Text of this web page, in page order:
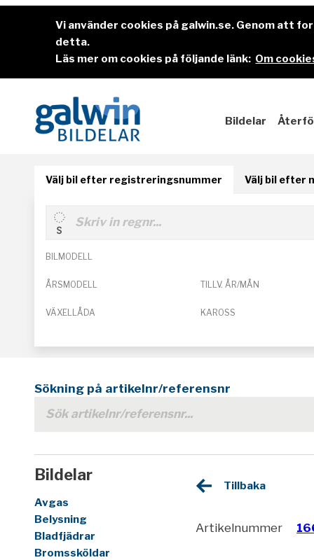
Vi använder cookies på galwin.se. Genom att
detta.
Läs mer om cookies på följande länk: Om
Bildelar
Välj bil efter registreringsnummer Välj bil efter
BILMODELL
ÅRSMODELL TILLV. ÅR/MÅN
VÄXELLÅDA KAROSS
Sökning på artikelnr/referensnr
Bildelar
Avgas
Belysning
Bladfjädrar
Bromssköldar
Tillbaka
Artikelnummer